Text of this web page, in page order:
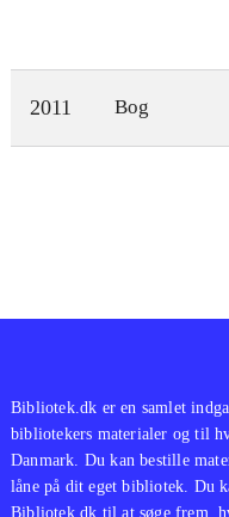
2011 Bog
Bibliotek.dk er en samlet
bibliotekers materialer og til
Danmark. Du kan bestille
låne på dit eget bibliotek. Du
Bibliotek.dk til at søge frem,